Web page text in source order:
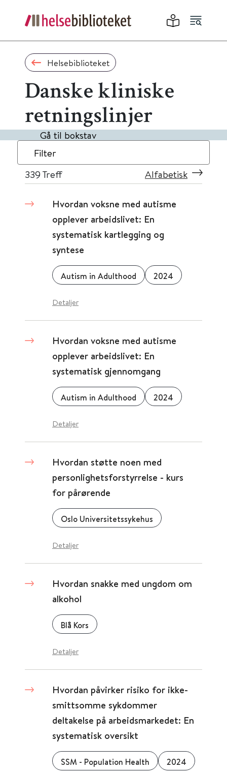
Helsebiblioteket
Danske kliniske
retningslinjer
Gå til bokstav
Filter
339 Treff Alfabetisk
Hvordan voksne med autisme
opplever arbeidslivet: En
systematisk kartlegging og
syntese
Autism in Adulthood 2024
Detaljer
Hvordan voksne med autisme
opplever arbeidslivet: En
systematisk gjennomgang
Autism in Adulthood 2024
Detaljer
Hvordan støtte noen med
personlighetsforstyrrelse - kurs
for pårørende
Oslo Universitetssykehus
Detaljer
Hvordan snakke med ungdom om
alkohol
Blå Kors
Detaljer
Hvordan påvirker risiko for ikke-
smittsomme sykdommer
deltakelse på arbeidsmarkedet: En
systematisk oversikt
SSM - Population Health 2024